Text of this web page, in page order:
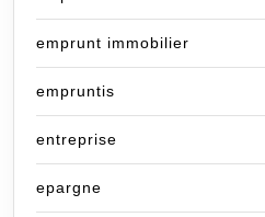
emprunt immobilier
empruntis
entreprise
epargne